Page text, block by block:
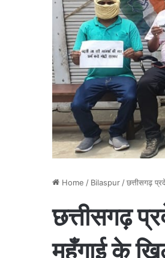
Home / Bilaspur /छत्तीसगढ़
छत्तीसगढ़
महँगाई के